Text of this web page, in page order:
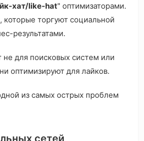
хат/like-hat" оптимизаторами.
которые торгуют социальной
результатами.
для поисковых систем или
оптимизируют для лайков.
из самых острых проблем
сетей